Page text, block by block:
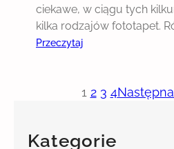
ciekawe, w ciągu tych
kilka rodzajów fototapet.
Przeczytaj:
t
a
1 2 3 4
Kategorie